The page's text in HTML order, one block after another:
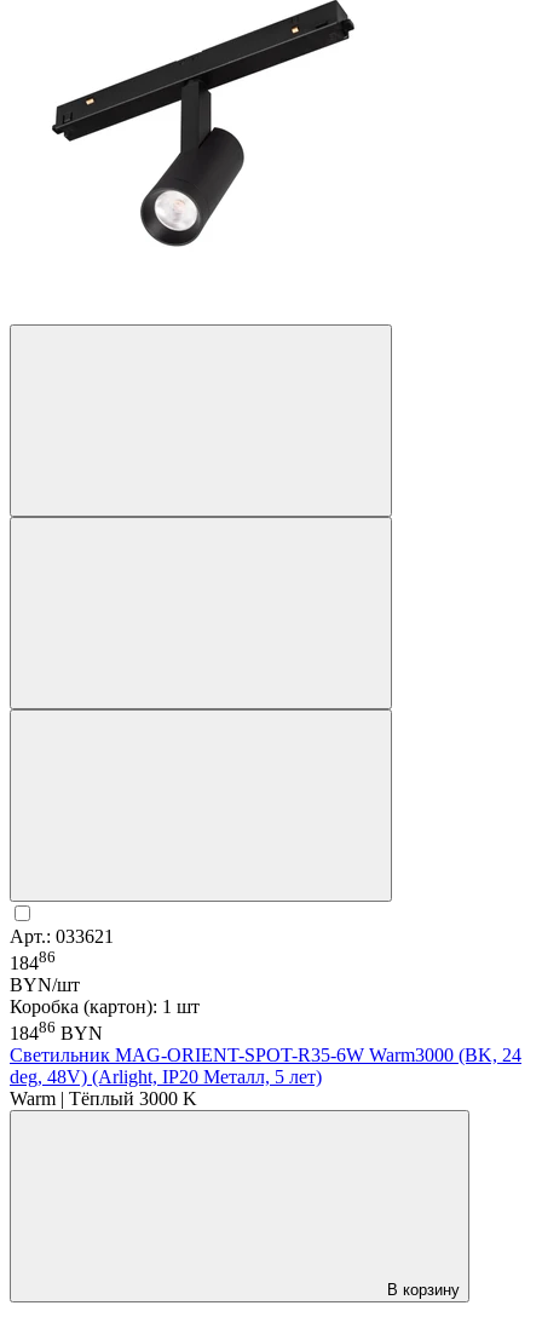
Арт.: 033621
18486
BYN/шт
Коробка (картон): 1 шт
18486 BYN
Светильник MAG-ORIENT-SPOT-R35-6W Warm3000 (BK, 24
deg, 48V) (Arlight, IP20 Металл, 5 лет)
Warm | Тёплый 3000 K
В корзину